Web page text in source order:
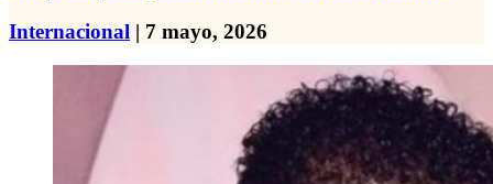
Internacional | 7 mayo, 2026